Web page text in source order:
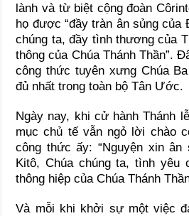
lành và từ biệt cộng đoàn
họ được “đầy tràn ân sủng của
chúng ta, đầy tình thương của
thông của Chúa Thánh Thần”.
công thức tuyên xưng Chúa
đủ nhất trong toàn bộ Tân Ước.
Ngày nay, khi cử hành Thánh
mục chủ tế vẫn ngỏ lời chào
công thức ấy: “Nguyện xin
Kitô, Chúa chúng ta, tình yêu
thông hiệp của Chúa Thánh
Và mỗi khi khởi sự một việc